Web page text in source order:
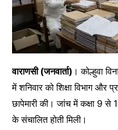
वाराणसी (जनवार्ता) । कोल्हुवा
में शनिवार को शिक्षा विभाग और
छापेमारी की। जांच में कक्षा 9 से
के संचालित होती मिली।